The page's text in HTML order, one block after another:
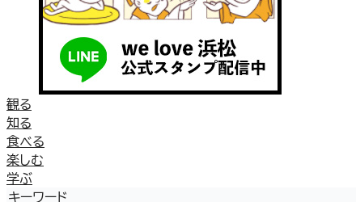
観る
知る
食べる
楽しむ
学ぶ
キーワード